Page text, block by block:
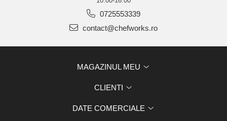
0725553339
contact@chefworks.ro
MAGAZINUL MEU
CLIENTI
DATE COMERCIALE